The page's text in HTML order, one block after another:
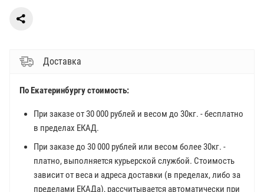
Доставка
По Екатеринбургу стоимость:
При заказе от 30 000 рублей и весом до 30кг. - бесплатно
в пределах ЕКАД.
При заказе до 30 000 рублей или весом более 30кг. -
платно, выполняется курьерской службой. Стоимость
зависит от веса и адреса доставки (в пределах, либо за
пределами ЕКАДа), рассчитывается автоматически при